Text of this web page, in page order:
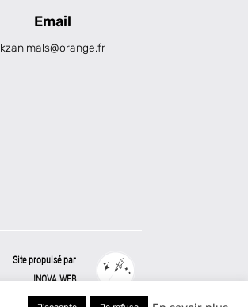
Email
kzanimals@orange.fr
Site propulsé par
INOVA WEB